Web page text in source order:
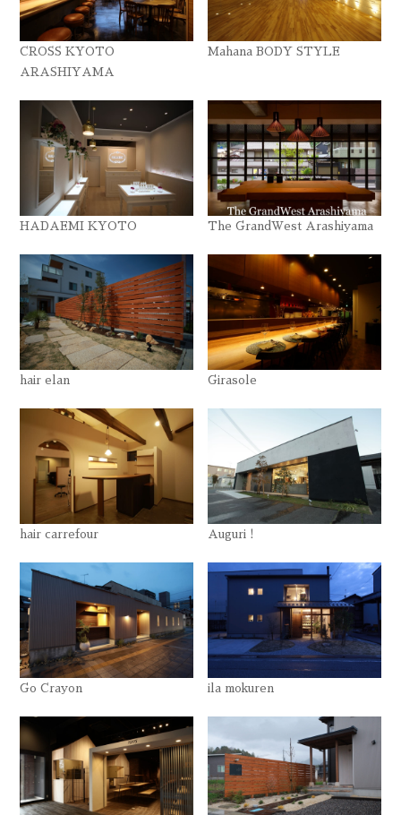
CROSS KYOTO
ARASHIYAMA
Mahana BODY STYLE
HADAEMI KYOTO The GrandWest Arashiyama
hair elan Girasole
hair carrefour Auguri !
Go Crayon ila mokuren